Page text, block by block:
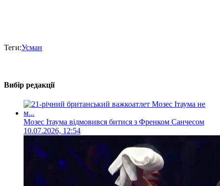
Теги:Усман
Вибір редакції
Мозес Ітаума відмовився битися з Френком Санчесом
10.07.2026, 12:54